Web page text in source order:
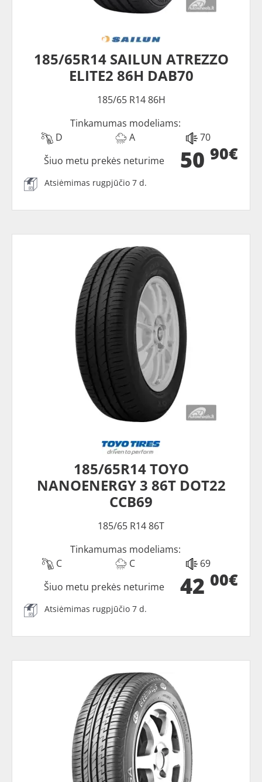
185/65R14 SAILUN ATREZZO
ELITE2 86H DAB70
185/65 R14 86H
Tinkamumas modeliams:
D
A 70
50 90€
Šiuo metu prekės neturime
Atsiėmimas rugpjūčio 7 d.
185/65R14 TOYO
NANOENERGY 3 86T DOT22
CCB69
185/65 R14 86T
Tinkamumas modeliams:
C
C 69
42 00€
Šiuo metu prekės neturime
Atsiėmimas rugpjūčio 7 d.